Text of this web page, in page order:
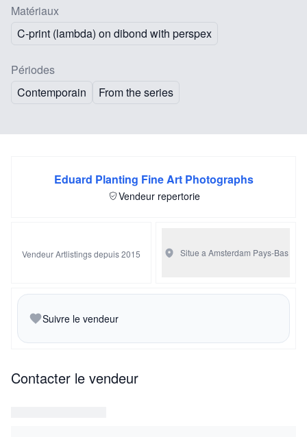
Matériaux
C-print (lambda) on dibond with perspex
Périodes
Contemporain
From the series
Eduard Planting Fine Art Photographs
Vendeur repertorie
Vendeur Artlistings depuis 2015 Situe a Amsterdam Pays-Bas
Suivre le vendeur
Contacter le vendeur